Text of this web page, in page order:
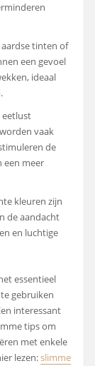
tinten of
een gevoel
ideaal
eetlust
vaak
de
een meer
kleuren zijn
de aandacht
en luchtige
essentieel
gebruiken
interessant
tips om
met enkele
lezen:slimme